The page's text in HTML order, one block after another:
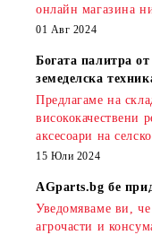
онлайн магазина
01 Авг 2024
Богата палитра
земеделска
Предлагаме на
висококачествени
аксесоари на
15 Юли 2024
AGparts.bg бе
Уведомяваме ви,
агрочасти и